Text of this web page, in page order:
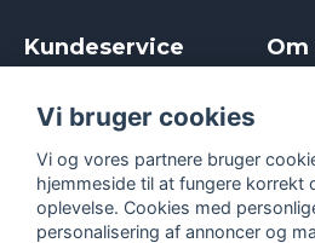
Kundeservice
Kampagner og rabatter
Reklamation
Policy chase cars
Returnera
Logga in
Om
Vi bruger cookies
Vi og vores partnere bruger
hjemmeside til at fungere korrekt
oplevelse. Cookies med
personalisering af annoncer og